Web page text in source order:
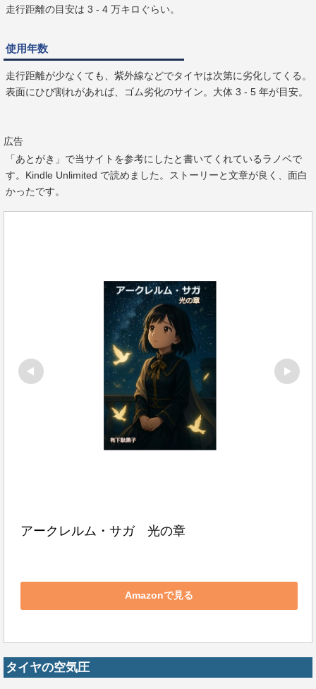
走行距離の目安は 3 - 4 万キロぐらい。
使用年数
走行距離が少なくても、紫外線などでタイヤは次第に劣化してくる。
表面にひび割れがあれば、ゴム劣化のサイン。大体 3 - 5 年が目安。
広告
「あとがき」で当サイトを参考にしたと書いてくれているラノベで
す。Kindle Unlimited で読めました。ストーリーと文章が良く、面白
かったです。
アークレルム・サガ　光の章
Amazonで見る
タイヤの空気圧